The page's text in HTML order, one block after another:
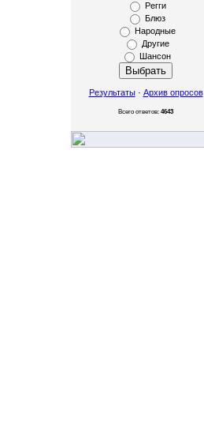
Регги
Блюз
Народные
Другие
Шансон
Результаты· Архив опросов
Всего ответов: 4643